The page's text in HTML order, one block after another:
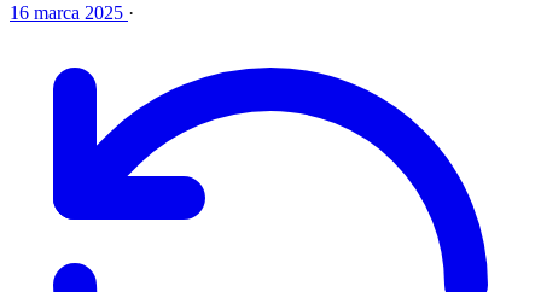
16 marca 2025 ·